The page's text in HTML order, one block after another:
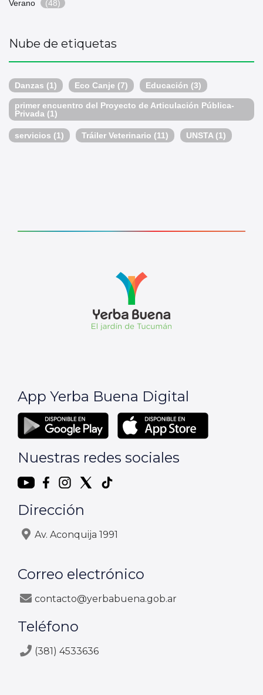
Verano (48)
Nube de etiquetas
Danzas (1) Eco Canje (7) Educación (3)
primer encuentro del Proyecto de Articulación Pública-
Privada (1)
servicios (1) Tráiler Veterinario (11) UNSTA (1)
App Yerba Buena Digital
Nuestras redes sociales
Dirección
Av. Aconquija 1991
Correo electrónico
contacto@yerbabuena.gob.ar
Teléfono
(381) 4533636